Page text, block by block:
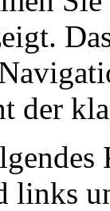
der
links